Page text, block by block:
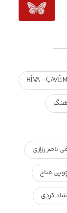
HÎVA - ÇAVÊ
ناصر رزازی
فتاح
کردی